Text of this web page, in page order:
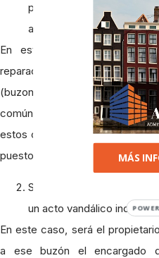
paso del tiempo o bien
afectado a más de un
En este caso, la
reparación o sustitución. Lo
(buzones nuevos) o como
común, puesto que han sido
estos casos es importante
puesto que puede que cubra los
Solo un buzón se ha
un acto vandálico
En este caso, será el
a ese buzón el encargado
MÁS